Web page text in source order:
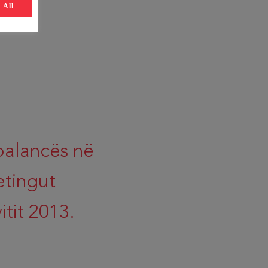
në
2013.
All